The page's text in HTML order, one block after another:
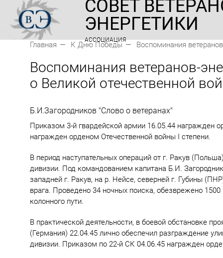
СОВЕТ
ЭНЕРГЕТИКИ
АССОЦИАЦИЯ
Главная К Дню Победы Воспоминания
Воспоминания ветеранов-
о Великой отечественной
Б.И.Загородников "Слово о ветеранах"
Приказом 3-й гвардейской армии 16.05.44 награжден
награжден орденом Отечественной войны I степени.
В период наступательных операций от г. Ракув
дивизии. Под командованием капитана Б.И.
западней г. Ракув, на р. Нейсе, северней г. Губины
врага. Проведено 34 ночных поиска, обезврежено
колонного пути.
В практической деятельности, в боевой обстановке
(Германия) 22.04.45 лично обеспечил разграждение
дивизии. Приказом по 22-й СК 04.06.45 награжден